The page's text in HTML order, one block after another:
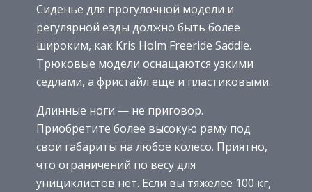
Сиденье для прогулочной модели и
регулярной езды должно быть более
широким, как Kris Holm Freeride Saddle.
Трюковые модели оснащаются узкими
седлами, а фристайл еще и пластиковыми.
Длинные ноги — не приговор.
Приобретите более высокую раму под
свои габариты на любое колесо. Приятно,
что ограничений по весу для
унициклистов нет. Если вы тяжелее 100 кг,